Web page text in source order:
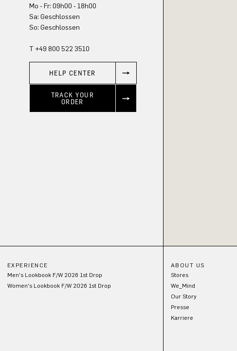
Mo - Fr: 09h00 - 18h00
Sa: Geschlossen
So: Geschlossen
T +49 800 522 3510
HELP CENTER
TRACK YOUR
ORDER
EXPERIENCE
Men's Lookbook F/W 2026 1st Drop
Women's Lookbook F/W 2026 1st Drop
ABOUT US
Stores
We_Mind
Our Story
Presse
Karriere